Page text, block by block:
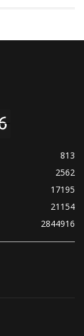
813
2562
17195
21154
2844916